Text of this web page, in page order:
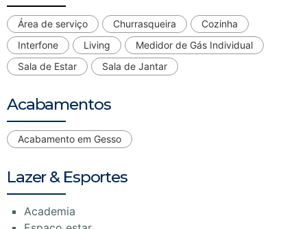
Área de serviço Churrasqueira
Cozinha
Interfone
Living
Medidor de Gás Individual
Sala de Estar
Sala de Jantar
Acabamentos
Acabamento em Gesso
Lazer & Esportes
Academia